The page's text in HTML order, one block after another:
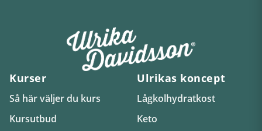
Kurser
Så här väljer du kurs
Kursutbud
Ulrikas koncept
Lågkolhydratkost
Keto